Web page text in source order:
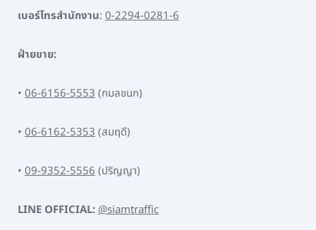
เบอร์โทรสำนักงาน: 0-2294-0281-6
ฝ่ายขาย:
• 06-6156-5553(กมลชนก)
• 06-6162-5353(สมฤดี)
• 09-9352-5556(ปริญญา)
LINE OFFICIAL:@siamtraffic